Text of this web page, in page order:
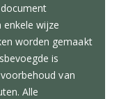
wijze
worden gemaakt
is
van
Alle